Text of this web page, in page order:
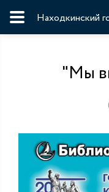
Находкинский
"Мы